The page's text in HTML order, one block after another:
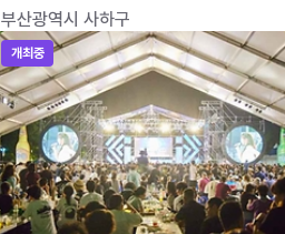
부산광역시 사하구
개최중